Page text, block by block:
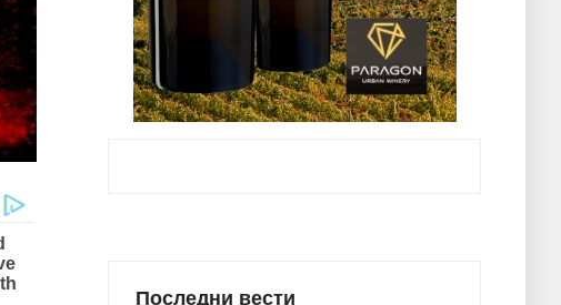
Последни вести